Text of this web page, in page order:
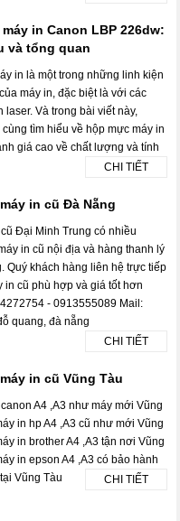
in Canon LBP 226dw:
và tổng quan
in là một trong những linh kiện
máy in, đặc biệt là với các
laser. Và trong bài viết này,
cùng tìm hiểu về hộp mực máy in
giá cao về chất lượng và tính
CHI TIẾT
in cũ Đà Nẵng
Đại Minh Trung có nhiều
in cũ nội địa và hàng thanh lý
Quý khách hàng liên hệ trực tiếp
in cũ phù hợp và giá tốt hơn
- 0913555089 Mail:
quang, đà nẵng
CHI TIẾT
in cũ Vũng Tàu
A4 ,A3 như máy mới Vũng
in hp A4 ,A3 cũ như mới Vũng
in brother A4 ,A3 tận nơi Vũng
in epson A4 ,A3 có bảo hành
Vũng Tàu
CHI TIẾT